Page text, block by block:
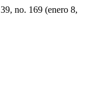
39, no. 169 (enero 8,